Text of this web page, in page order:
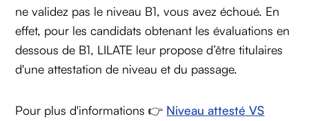
ne validez pas le niveau B1, vous avez échoué. En
effet, pour les candidats obtenant les évaluations en
dessous de B1, LILATE leur propose d’être titulaires
d'une attestation de niveau et du passage.
Pour plus d'informations 👉 Niveau attesté VS